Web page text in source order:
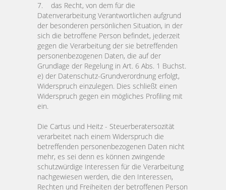
7. das Recht, von dem für die
Datenverarbeitung Verantwortlichen aufgrund
der besonderen persönlichen Situation, in der
sich die betroffene Person befindet, jederzeit
gegen die Verarbeitung der sie betreffenden
personenbezogenen Daten, die auf der
Grundlage der Regelung in Art. 6 Abs. 1 Buchst.
e) der Datenschutz-Grundverordnung erfolgt,
Widerspruch einzulegen. Dies schließt einen
Widerspruch gegen ein mögliches Profiling mit
ein.
Die Cartus und Heitz - Steuerberatersozität
verarbeitet nach einem Widerspruch die
betreffenden personenbezogenen Daten nicht
mehr, es sei denn es können zwingende
schutzwürdige Interessen für die Verarbeitung
nachgewiesen werden, die den Interessen,
Rechten und Freiheiten der betroffenen Person